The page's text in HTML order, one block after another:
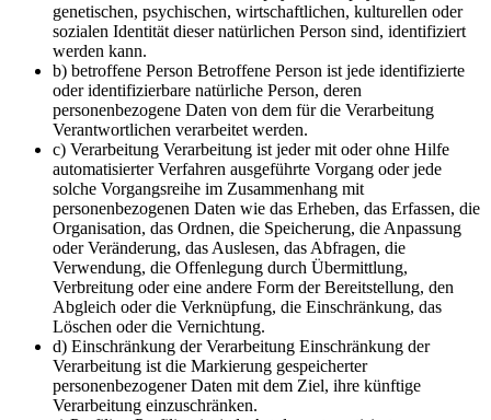
genetischen, psychischen, wirtschaftlichen, kulturellen oder
sozialen Identität dieser natürlichen Person sind, identifiziert
werden kann.
b) betroffene Person Betroffene Person ist jede identifizierte
oder identifizierbare natürliche Person, deren
personenbezogene Daten von dem für die Verarbeitung
Verantwortlichen verarbeitet werden.
c) Verarbeitung Verarbeitung ist jeder mit oder ohne Hilfe
automatisierter Verfahren ausgeführte Vorgang oder jede
solche Vorgangsreihe im Zusammenhang mit
personenbezogenen Daten wie das Erheben, das Erfassen, die
Organisation, das Ordnen, die Speicherung, die Anpassung
oder Veränderung, das Auslesen, das Abfragen, die
Verwendung, die Offenlegung durch Übermittlung,
Verbreitung oder eine andere Form der Bereitstellung, den
Abgleich oder die Verknüpfung, die Einschränkung, das
Löschen oder die Vernichtung.
d) Einschränkung der Verarbeitung Einschränkung der
Verarbeitung ist die Markierung gespeicherter
personenbezogener Daten mit dem Ziel, ihre künftige
Verarbeitung einzuschränken.